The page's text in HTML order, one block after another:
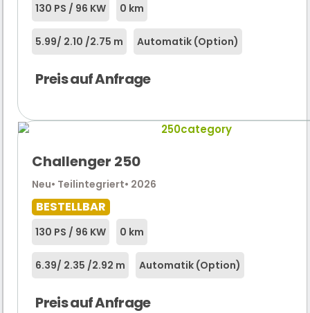
130 PS / 96 KW 0 km
5.99/ 2.10 /2.75 m Automatik (Option)
Preis auf Anfrage
Challenger 250
Neu• Teilintegriert• 2026
BESTELLBAR
130 PS / 96 KW 0 km
6.39/ 2.35 /2.92 m Automatik (Option)
Preis auf Anfrage